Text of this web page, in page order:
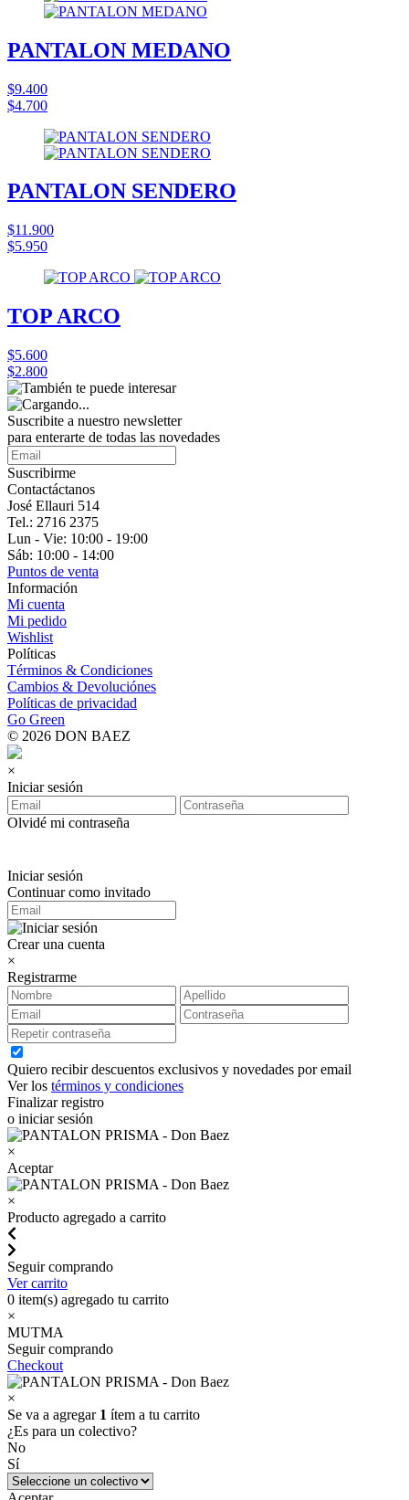
PANTALON MEDANO
$9.400
$4.700
PANTALON SENDERO
$11.900
$5.950
TOP ARCO
$5.600
$2.800
Suscribite a nuestro newsletter
para enterarte de todas las novedades
Suscribirme
Contactáctanos
José Ellauri 514
Tel.: 2716 2375
Lun - Vie: 10:00 - 19:00
Sáb: 10:00 - 14:00
Puntos de venta
Información
Mi cuenta
Mi pedido
Wishlist
Políticas
Términos & Condiciones
Cambios & Devoluciónes
Políticas de privacidad
Go Green
© 2026 DON BAEZ
×
Iniciar sesión
Olvidé mi contraseña
Iniciar sesión
Continuar como invitado
Crear una cuenta
×
Registrarme
Quiero recibir descuentos exclusivos y novedades por email
Ver los términos y condiciones
Finalizar registro
o iniciar sesión
×
Aceptar
×
Producto agregado a carrito
Seguir comprando
Ver carrito
0 item(s) agregado tu carrito
×
MUTMA
Seguir comprando
Checkout
×
Se va a agregar 1 ítem a tu carrito
¿Es para un colectivo?
No
Sí